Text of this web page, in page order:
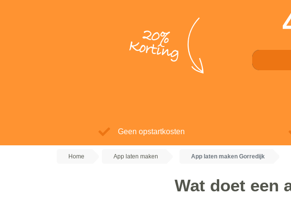
20%
Korting
Geen opstartkosten
Home App laten maken App laten maken Gorredijk
Wat doet een